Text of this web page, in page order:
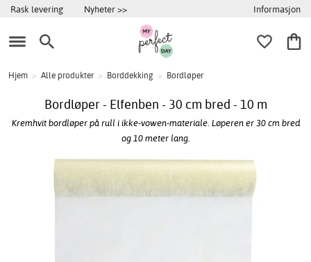
Rask levering Nyheter >> Informasjon
Hjem > Alle produkter > Borddekking > Bordløper
Bordløper - Elfenben - 30 cm bred - 10 m
Kremhvit bordløper på rull i ikke-vowen-materiale. Løperen er 30 cm bred
og 10 meter lang.